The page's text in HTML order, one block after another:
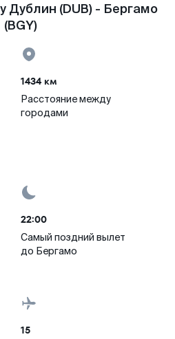
Дублин (DUB) - Бергамо
(BGY)
1434 км
Расстояние между
городами
22:00
Самый поздний вылет
до Бергамо
15